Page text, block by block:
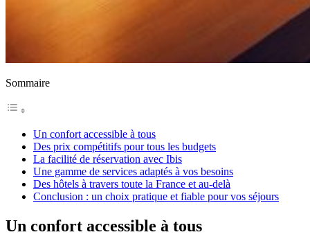
Sommaire
Un confort accessible à tous
Des prix compétitifs pour tous les budgets
La facilité de réservation avec Ibis
Une gamme de services adaptés à vos besoins
Des hôtels à travers toute la France et au-delà
Conclusion : un choix pratique et fiable pour vos séjours
Un confort accessible à tous